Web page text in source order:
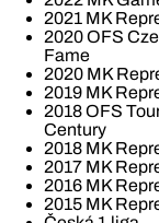
2021 MK
2020 OFS
Fame
2020 MK
2019 MK
2018 OFS
Century
2018 MK
2017 MK
2016 MK
2015 MK